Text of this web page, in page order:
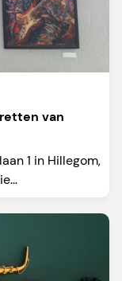
van
1 in Hillegom,